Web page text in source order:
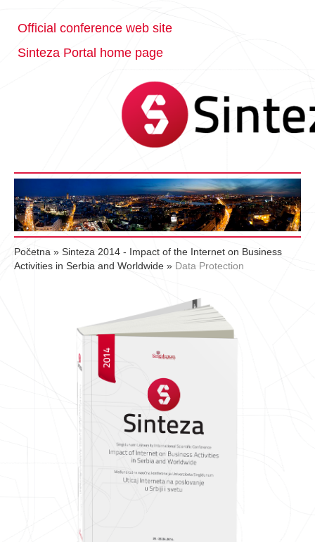
Official conference web site
Sinteza Portal home page
Početna » Sinteza 2014 - Impact of the Internet on Business
Activities in Serbia and Worldwide » Data Protection